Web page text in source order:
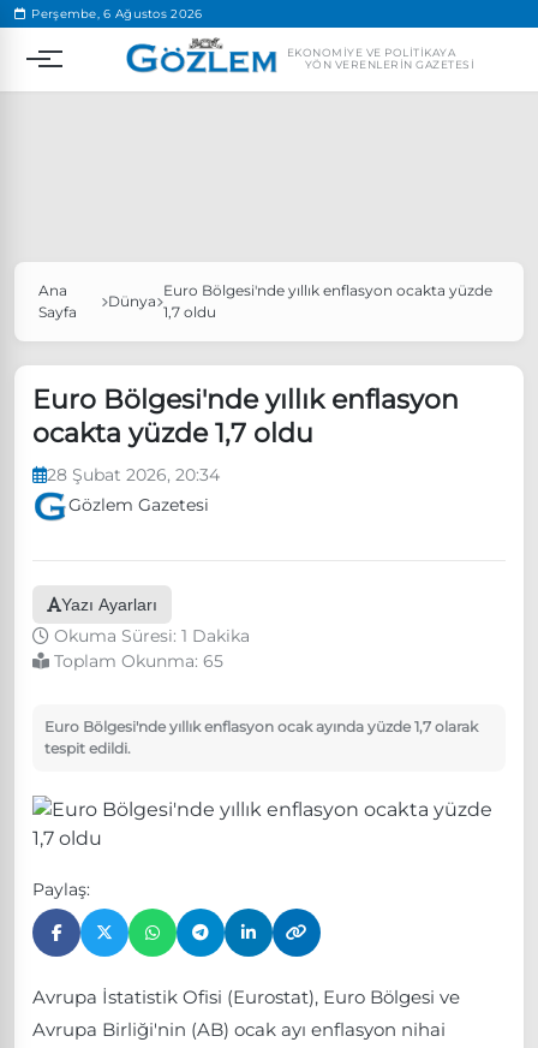
Perşembe, 6 Ağustos 2026
EKONOMIYE VE POLITIKAYA
YÖN VERENLERIN GAZETESI
Popüler Aramalar
Özgür Özel, Ekrem İmamoğlu’nu ziyaret edecek
Ünlü çift bir etkinliğe daha katılmama kararı aldı
Boykot
Ana
Sayfa
Dünya
Euro Bölgesi'nde yıllık enflasyon ocakta yüzde
1,7 oldu
Euro Bölgesi'nde yıllık enflasyon
ocakta yüzde 1,7 oldu
28 Şubat 2026, 20:34
Gözlem Gazetesi
Yazı Ayarları
Okuma Süresi: 1 Dakika
Toplam Okunma: 65
Euro Bölgesi'nde yıllık enflasyon ocak ayında yüzde 1,7 olarak
tespit edildi.
Paylaş:
Avrupa İstatistik Ofisi (Eurostat), Euro Bölgesi ve
Avrupa Birliği'nin (AB) ocak ayı enflasyon nihai